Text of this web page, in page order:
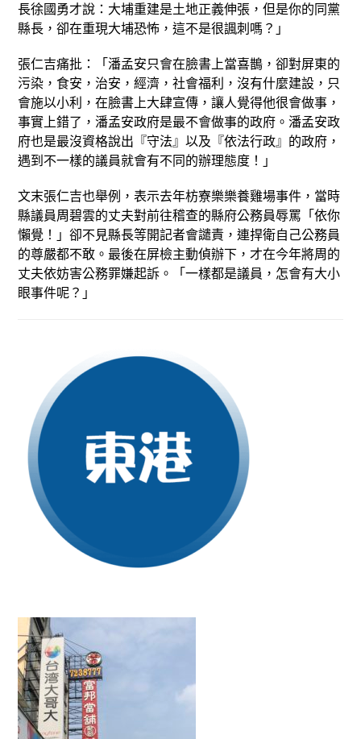
長徐國勇才說：大埔重建是土地正義伸張，但是你的同黨
縣長，卻在重現大埔恐怖，這不是很諷刺嗎？」
張仁吉痛批：「潘孟安只會在臉書上當喜鵲，卻對屏東的
污染，食安，治安，經濟，社會福利，沒有什麼建設，只
會施以小利，在臉書上大肆宣傳，讓人覺得他很會做事，
事實上錯了，潘孟安政府是最不會做事的政府。潘孟安政
府也是最沒資格說出『守法』以及『依法行政』的政府，
遇到不一樣的議員就會有不同的辦理態度！」
文末張仁吉也舉例，表示去年枋寮樂樂養雞場事件，當時
縣議員周碧雲的丈夫對前往稽查的縣府公務員辱罵「依你
懶覺！」卻不見縣長等開記者會譴責，連捍衛自己公務員
的尊嚴都不敢。最後在屏檢主動偵辦下，才在今年將周的
丈夫依妨害公務罪嫌起訴。「一樣都是議員，怎會有大小
眼事件呢？」